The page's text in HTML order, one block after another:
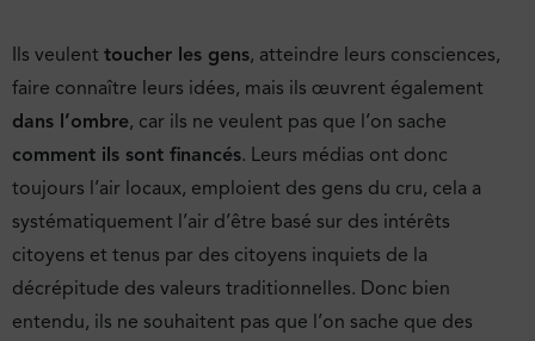
Ils veulent toucher les gens, atteindre leurs consciences,
faire connaître leurs idées, mais ils œuvrent également
dans l’ombre, car ils ne veulent pas que l’on sache
comment ils sont financés. Leurs médias ont donc
toujours l’air locaux, emploient des gens du cru, cela a
systématiquement l’air d’être basé sur des intérêts
citoyens et tenus par des citoyens inquiets de la
décrépitude des valeurs traditionnelles. Donc bien
entendu, ils ne souhaitent pas que l’on sache que des